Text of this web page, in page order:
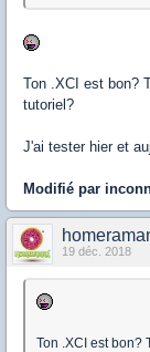
Ton .XCI est bon?
tutoriel?
J'ai tester hier et
Modifié par
19 déc. 2018
Ton .XCI est bon?